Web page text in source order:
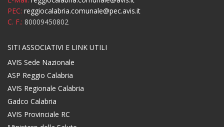
PEC: reggiocalabria.comunale@pec.avis.it
C. F.: 80009450802
SITI ASSOCIATIVI E LINK UTILI
AVIS Sede Nazionale
ASP Reggio Calabria
AVIS Regionale Calabria
Gadco Calabria
AVIS Provinciale RC